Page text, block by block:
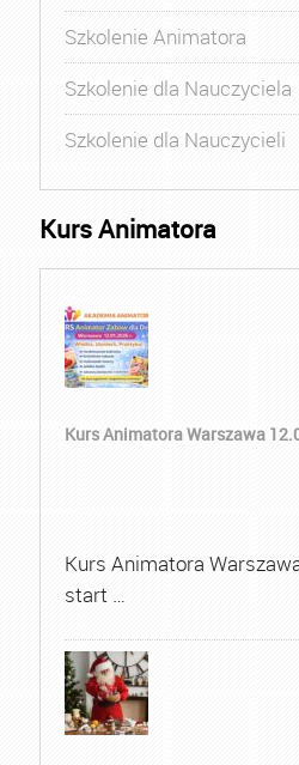
Szkolenie Animatora
Szkolenie dla Nauczyciela
Szkolenie dla Nauczycieli
Kurs Animatora
Kurs Animatora Warszawa
Kurs Animatora
start …